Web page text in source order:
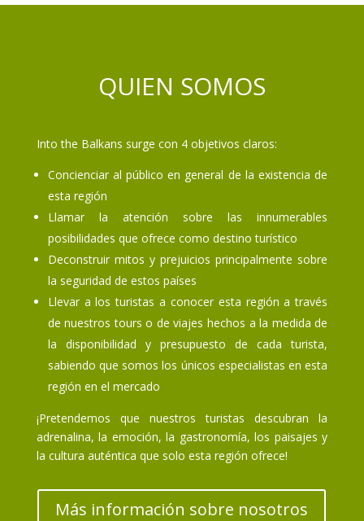
QUIEN SOMOS
Into the Balkans surge con 4 objetivos claros:
Concienciar al público en general de la existencia de
esta región
Llamar la atención sobre las innumerables
posibilidades que ofrece como destino turístico
Deconstruir mitos y prejuicios principalmente sobre
la seguridad de estos países
Llevar a los turistas a conocer esta región a través
de nuestros tours o de viajes hechos a la medida de
la disponibilidad y presupuesto de cada turista,
sabiendo que somos los únicos especialistas en esta
región en el mercado
¡Pretendemos que nuestros turistas descubran la
adrenalina, la emoción, la gastronomía, los paisajes y
la cultura auténtica que solo esta región ofrece!
Más información sobre nosotros